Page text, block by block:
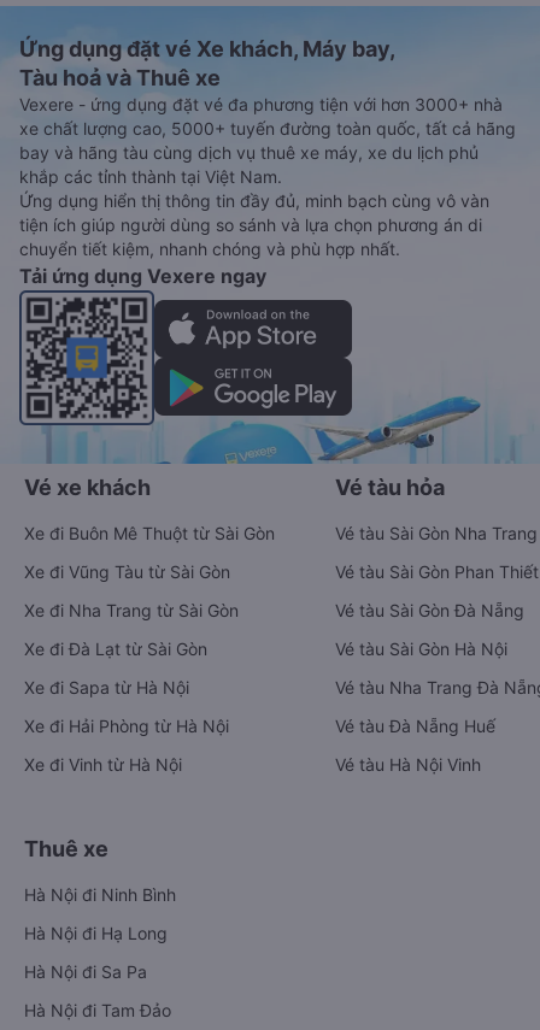
Ứng dụng đặt vé Xe khách, Máy bay,
Tàu hoả và Thuê xe
Vexere - ứng dụng đặt vé đa phương tiện với hơn 3000+ nhà
xe chất lượng cao, 5000+ tuyến đường toàn quốc, tất cả hãng
bay và hãng tàu cùng dịch vụ thuê xe máy, xe du lịch phủ
khắp các tỉnh thành tại Việt Nam.
Ứng dụng hiển thị thông tin đầy đủ, minh bạch cùng vô vàn
tiện ích giúp người dùng so sánh và lựa chọn phương án di
chuyển tiết kiệm, nhanh chóng và phù hợp nhất.
Tải ứng dụng Vexere ngay
Vé xe khách
Xe đi Buôn Mê Thuột từ Sài Gòn
Xe đi Vũng Tàu từ Sài Gòn
Xe đi Nha Trang từ Sài Gòn
Xe đi Đà Lạt từ Sài Gòn
Xe đi Sapa từ Hà Nội
Xe đi Hải Phòng từ Hà Nội
Xe đi Vinh từ Hà Nội
Vé tàu hỏa
Vé tàu Sài Gòn Nha Trang
Vé tàu Sài Gòn Phan Thiết
Vé tàu Sài Gòn Đà Nẵng
Vé tàu Sài Gòn Hà Nội
Vé tàu Nha Trang Đà
Vé tàu Đà Nẵng Huế
Vé tàu Hà Nội Vinh
Thuê xe
Hà Nội đi Ninh Bình
Hà Nội đi Hạ Long
Hà Nội đi Sa Pa
Hà Nội đi Tam Đảo